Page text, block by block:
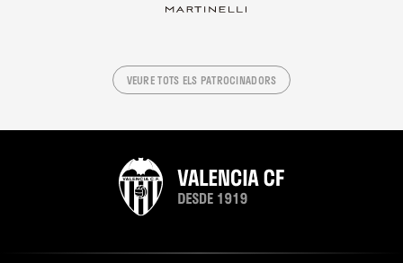
VEURE TOTS ELS PATROCINADORS